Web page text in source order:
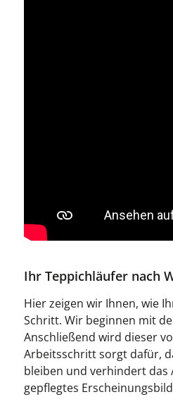
Ihr Teppichläufer nach
Hier zeigen wir Ihnen, wie
Schritt. Wir beginnen mit
Anschließend wird dieser
Arbeitsschritt sorgt dafür,
bleiben und verhindert das
gepflegtes